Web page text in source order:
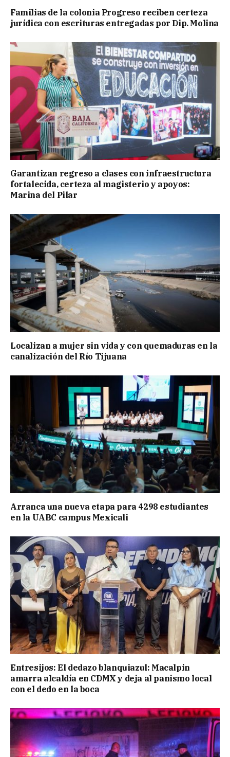
Familias de la colonia Progreso reciben certeza
jurídica con escrituras entregadas por Dip. Molina
Garantizan regreso a clases con infraestructura
fortalecida, certeza al magisterio y apoyos:
Marina del Pilar
Localizan a mujer sin vida y con quemaduras en la
canalización del Río Tijuana
Arranca una nueva etapa para 4298 estudiantes
en la UABC campus Mexicali
Entresijos: El dedazo blanquiazul: Macalpin
amarra alcaldía en CDMX y deja al panismo local
con el dedo en la boca